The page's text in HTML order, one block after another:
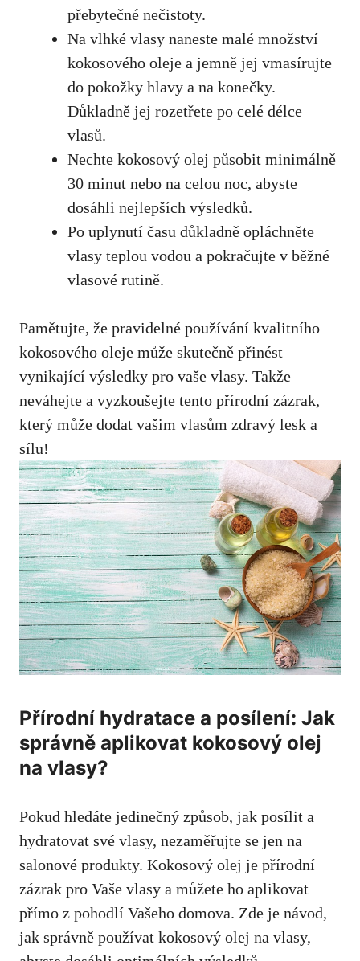
přebytečné nečistoty.
Na vlhké vlasy naneste malé množství
kokosového oleje a jemně jej vmasírujte
do pokožky hlavy a na konečky.
Důkladně jej rozetřete po celé délce
vlasů.
Nechte kokosový olej působit minimálně
30 minut nebo na celou noc, abyste
dosáhli nejlepších výsledků.
Po uplynutí času důkladně opláchněte
vlasy teplou vodou a pokračujte v běžné
vlasové rutině.
Pamětujte, že pravidelné používání kvalitního
kokosového oleje může skutečně přinést
vynikající výsledky pro vaše vlasy. Takže
neváhejte a vyzkoušejte tento přírodní zázrak,
který může dodat vašim vlasům zdravý lesk a
sílu!
Přírodní hydratace a posílení: Jak
správně aplikovat kokosový olej
na vlasy?
Pokud hledáte jedinečný způsob, jak posílit a
hydratovat své vlasy, nezaměřujte se jen na
salonové produkty. Kokosový olej je přírodní
zázrak pro Vaše vlasy a můžete ho aplikovat
přímo z pohodlí Vašeho domova. Zde je návod,
jak správně používat kokosový olej na vlasy,